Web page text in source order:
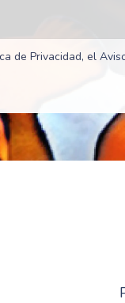
de Privacidad, el